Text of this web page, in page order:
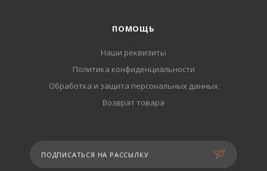
ПОМОЩЬ
Наши реквизиты
Политика конфиденциальности
Обработка и защита персональных данных
Возврат товара
ПОДПИСАТЬСЯ НА РАССЫЛКУ